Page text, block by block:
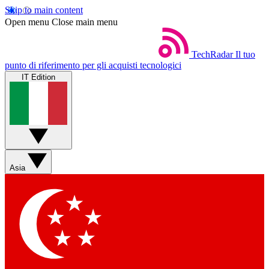
Skip to main content
Open menu Close main menu
TechRadar Il tuo
punto di riferimento per gli acquisti tecnologici
IT Edition
Asia